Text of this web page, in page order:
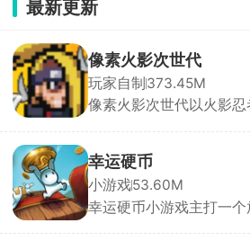
最新更新
像素火影次世代
玩家自制373.45M
像素火影次世代以火影
色，并灵活的搭配使用技
灵去攻打眼前的敌人，所
以随便选的，默认全部解
未有的竞技乱斗。
幸运硬币
小游戏53.60M
幸运硬币小游戏主打一个